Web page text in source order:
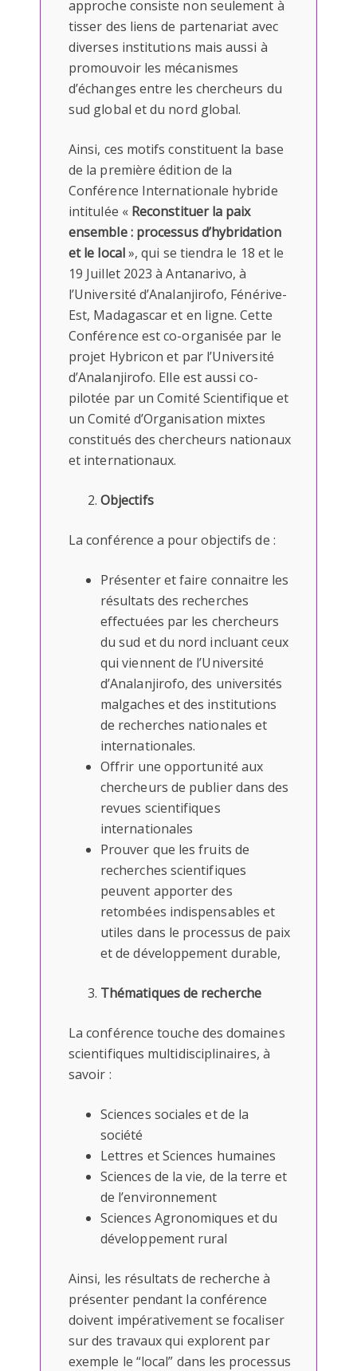
approche consiste non seulement à
tisser des liens de partenariat avec
diverses institutions mais aussi à
promouvoir les mécanismes
d’échanges entre les chercheurs du
sud global et du nord global.
Ainsi, ces motifs constituent la base
de la première édition de la
Conférence Internationale hybride
intitulée «Reconstituer la paix
ensemble : processus d’hybridation
et le local», qui se tiendra le 18 et le
19 Juillet 2023 à Antanarivo, à
l’Université d’Analanjirofo, Fénérive-
Est, Madagascar et en ligne. Cette
Conférence est co-organisée par le
projet Hybricon et par l’Université
d’Analanjirofo. Elle est aussi co-
pilotée par un Comité Scientifique et
un Comité d’Organisation mixtes
constitués des chercheurs nationaux
et internationaux.
Objectifs
La conférence a pour objectifs de :
Présenter et faire connaitre les
résultats des recherches
effectuées par les chercheurs
du sud et du nord incluant ceux
qui viennent de l’Université
d’Analanjirofo, des universités
malgaches et des institutions
de recherches nationales et
internationales.
Offrir une opportunité aux
chercheurs de publier dans des
revues scientifiques
internationales
Prouver que les fruits de
recherches scientifiques
peuvent apporter des
retombées indispensables et
utiles dans le processus de paix
et de développement durable,
Thématiques de recherche
La conférence touche des domaines
scientifiques multidisciplinaires, à
savoir :
Sciences sociales et de la
société
Lettres et Sciences humaines
Sciences de la vie, de la terre et
de l’environnement
Sciences Agronomiques et du
développement rural
Ainsi, les résultats de recherche à
présenter pendant la conférence
doivent impérativement se focaliser
sur des travaux qui explorent par
exemple le “local” dans les processus